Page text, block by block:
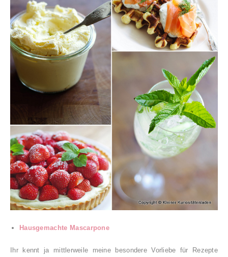
Hausgemachte Mascarpone
Ihr kennt ja mittlerweile meine besondere Vorliebe für Rezepte